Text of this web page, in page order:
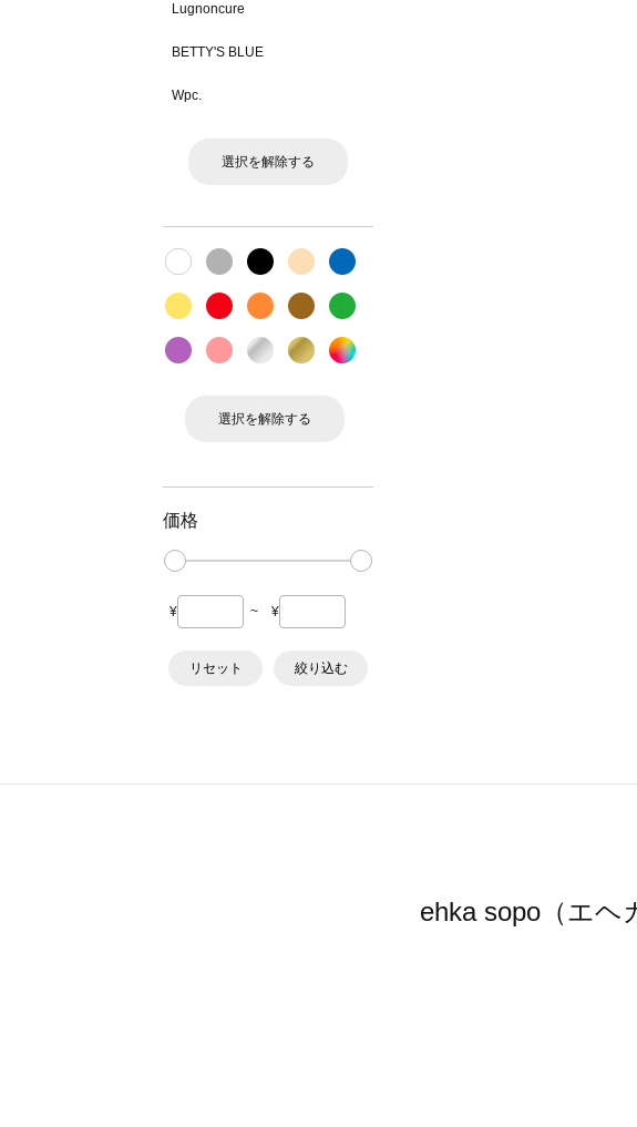
Lugnoncure
BETTY'S BLUE
Wpc.
選択を解除する
選択を解除する
価格
¥ ~ ¥
リセット 絞り込む
ehka sopo（エ